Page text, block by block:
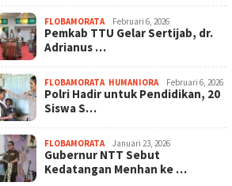
FLOBAMORATA Februari 6, 2026
Pemkab TTU Gelar Sertijab, dr.
Adrianus …
FLOBAMORATA, HUMANIORA Februari 6, 2026
Polri Hadir untuk Pendidikan, 20
Siswa S…
FLOBAMORATA Januari 23, 2026
Gubernur NTT Sebut
Kedatangan Menhan ke …